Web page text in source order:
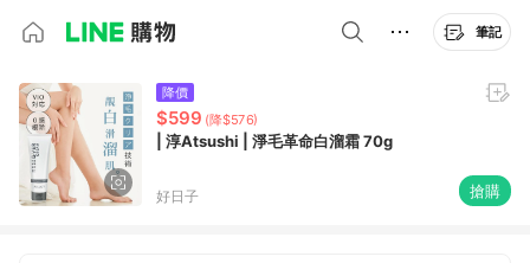
筆記
降價
$599 (降$576)
| 淳Atsushi | 淨毛革命白溜霜 70g
好日子 搶購